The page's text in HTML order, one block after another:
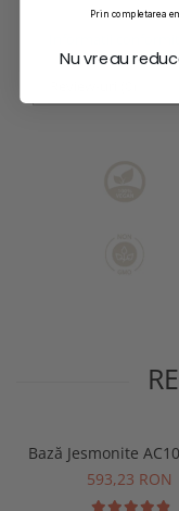
Bază Jesmonite
593,23 RON
Prin completarea
Nu vreau